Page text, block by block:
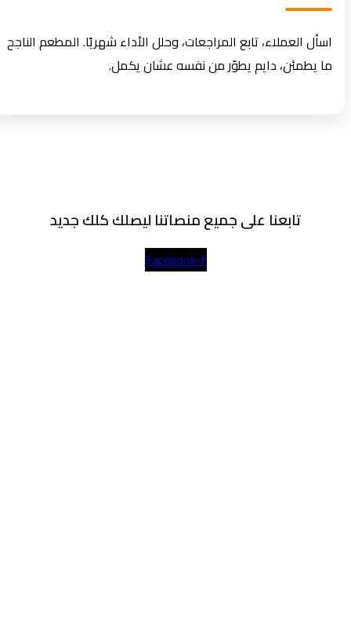
اسأل العملاء، تابع المراجعات، وحلل الأداء شهريًا. المطعم الناجح
ما يطمئن، دايم يطوّر من نفسه عشان يكمل.
تابعنا على جميع منصاتنا ليصلك كلك جديد
Facebook-f